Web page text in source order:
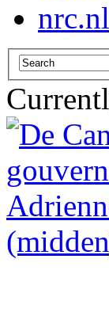
nrc.nl